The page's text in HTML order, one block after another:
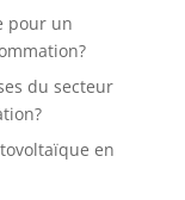
pour un
du secteur
en